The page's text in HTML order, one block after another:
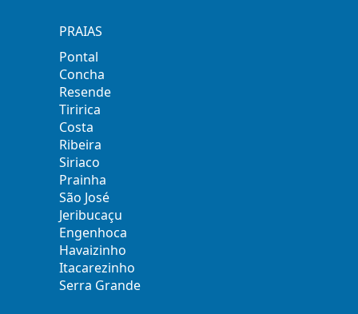
PRAIAS
Pontal
Concha
Resende
Tiririca
Costa
Ribeira
Siriaco
Prainha
São José
Jeribucaçu
Engenhoca
Havaizinho
Itacarezinho
Serra Grande